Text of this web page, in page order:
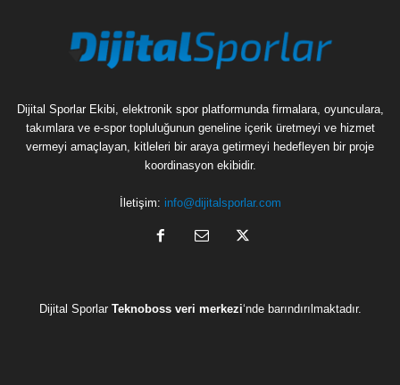
Dijital Sporlar Ekibi, elektronik spor platformunda firmalara, oyunculara,
takımlara ve e-spor topluluğunun geneline içerik üretmeyi ve hizmet
vermeyi amaçlayan, kitleleri bir araya getirmeyi hedefleyen bir proje
koordinasyon ekibidir.
İletişim: info@dijitalsporlar.com
Dijital Sporlar Teknoboss veri merkezi‘nde barındırılmaktadır.